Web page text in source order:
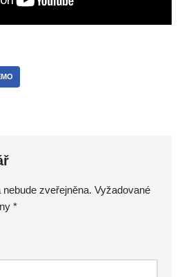
zveřejněna. Vyžadované
*